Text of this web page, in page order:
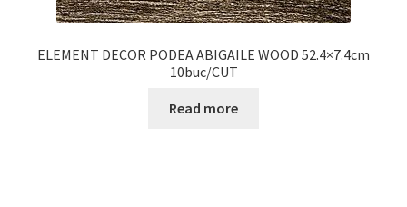
ELEMENT DECOR PODEA ABIGAILE WOOD 52.4×7.4cm
10buc/CUT
Read more